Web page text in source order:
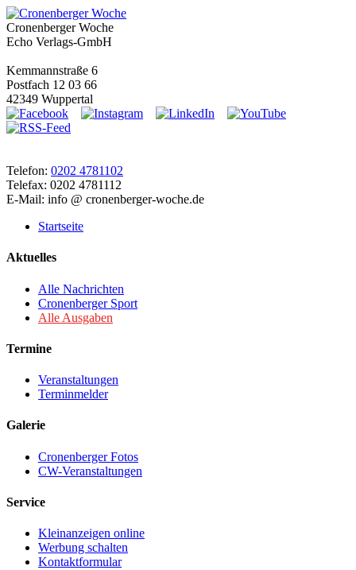
Cronenberger Woche
Echo Verlags-GmbH
Kemmannstraße 6
Postfach 12 03 66
42349 Wuppertal
Telefon: 0202 4781102
Telefax: 0202 4781112
E-Mail: info @ cronenberger-woche.de
Startseite
Aktuelles
Alle Nachrichten
Cronenberger Sport
Alle Ausgaben
Termine
Veranstaltungen
Terminmelder
Galerie
Cronenberger Fotos
CW-Veranstaltungen
Service
Kleinanzeigen online
Werbung schalten
Kontaktformular